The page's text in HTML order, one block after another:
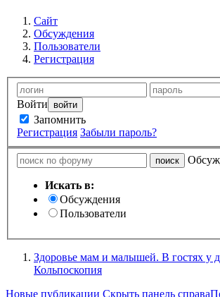
Сайт
Обсуждения
Пользователи
Регистрация
Войти
Запомнить
Регистрация Забыли пароль?
Искать в:
Обсуждения
Пользователи
Здоровье мам и малышей. В гостях у
Кольпоскопия
Новые публикации Скрыть панель справа